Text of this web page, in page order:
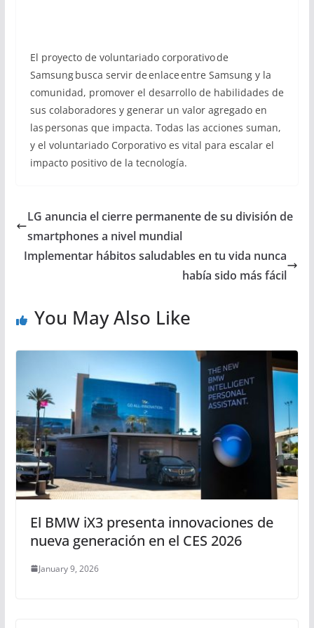
El proyecto de voluntariado corporativo de
Samsung busca servir de enlace entre Samsung y la
comunidad, promover el desarrollo de habilidades de
sus colaboradores y generar un valor agregado en
las personas que impacta. Todas las acciones suman,
y el voluntariado Corporativo es vital para escalar el
impacto positivo de la tecnología.
LG anuncia el cierre permanente de su división de
smartphones a nivel mundial
Implementar hábitos saludables en tu vida nunca
había sido más fácil
You May Also Like
El BMW iX3 presenta innovaciones de
nueva generación en el CES 2026
January 9, 2026